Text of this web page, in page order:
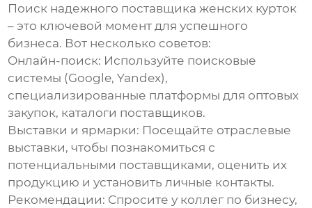
Поиск надежного поставщика женских курток
– это ключевой момент для успешного
бизнеса. Вот несколько советов:
Онлайн-поиск: Используйте поисковые
системы (Google, Yandex),
специализированные платформы для оптовых
закупок, каталоги поставщиков.
Выставки и ярмарки: Посещайте отраслевые
выставки, чтобы познакомиться с
потенциальными поставщиками, оценить их
продукцию и установить личные контакты.
Рекомендации: Спросите у коллег по бизнесу,